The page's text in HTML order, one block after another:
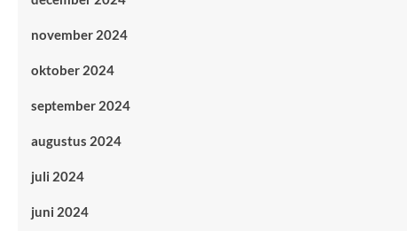
november 2024
oktober 2024
september 2024
augustus 2024
juli 2024
juni 2024